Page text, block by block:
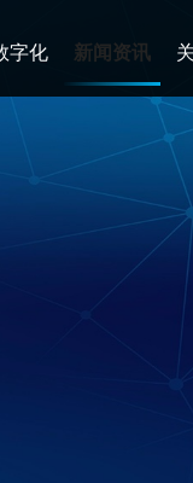
字化 新闻资讯